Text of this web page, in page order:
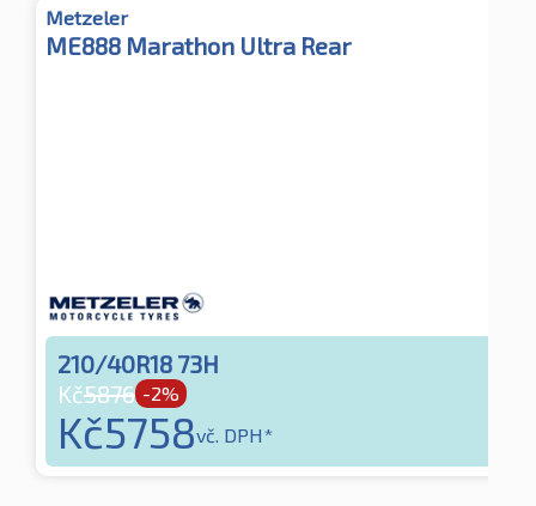
Metzeler
ME888 Marathon Ultra Rear
210/40R18 73H
Kč5876 -2%
Kč5758vč. DPH*